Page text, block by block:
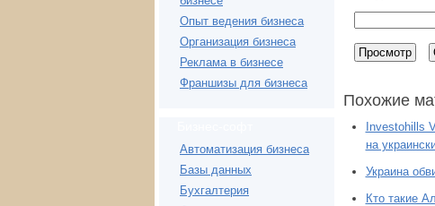
Опыт ведения бизнеса
Организация бизнеса
Реклама в бизнесе
Франшизы для бизнеса
Автоматизация бизнеса
Базы данных
Бухгалтерия
Похожие
Investohills
на
Украина
Кто такие